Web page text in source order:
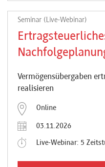
Seminar (Live-Webinar)
Vermögensübergaben
realisieren
Online
03.11.2026
Live-Webinar: 5